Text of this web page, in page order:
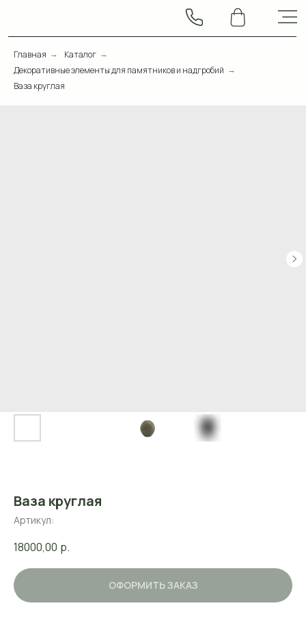
Главная → Каталог →
Декоративные элементы для памятников и надгробий →
Ваза круглая
Ваза круглая
Артикул:
18000,00 р.
ОФОРМИТЬ ЗАКАЗ